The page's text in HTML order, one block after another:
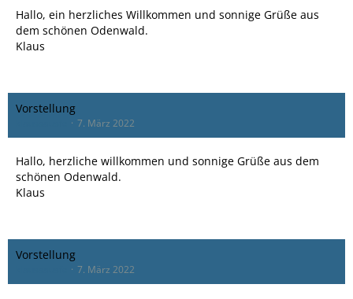
Hallo, ein herzliches Willkommen und sonnige Grüße aus
dem schönen Odenwald.
Klaus
Vorstellung
7. März 2022
Hallo, herzliche willkommen und sonnige Grüße aus dem
schönen Odenwald.
Klaus
Vorstellung
7. März 2022